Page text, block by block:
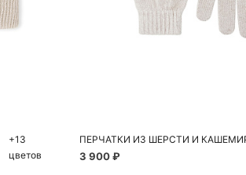
+13
цветов
ПЕРЧАТКИ ИЗ ШЕРСТИ И
3 900 ₽